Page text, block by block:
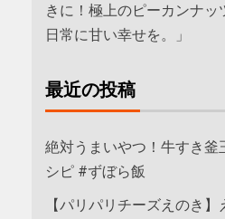
きに！極上のピーカンナッ
日常に甘い幸せを。」
最近の投稿
絶対うまいやつ！牛すき
シピ #ずぼら飯
【パリパリチーズえのき